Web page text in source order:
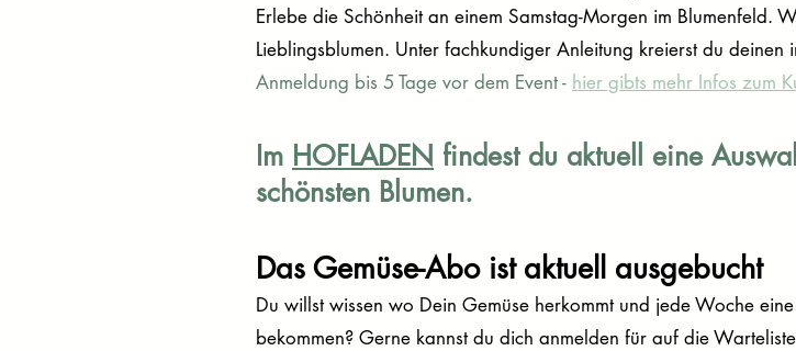
Erlebe die Schönheit an einem Samstag-Morgen im Blumenfeld.
Lieblingsblumen. Unter fachkundiger Anleitung kreierst du deinen
Anmeldung bis 5 Tage vor dem Event - hier gibts mehr Infos zum
Im HOFLADEN findest du aktuell eine
schönsten Blumen.
Das Gemüse-Abo ist aktuell ausgebucht
Du willst wissen wo Dein Gemüse herkommt und jede Woche
bekommen? Gerne kannst du dich anmelden für auf die